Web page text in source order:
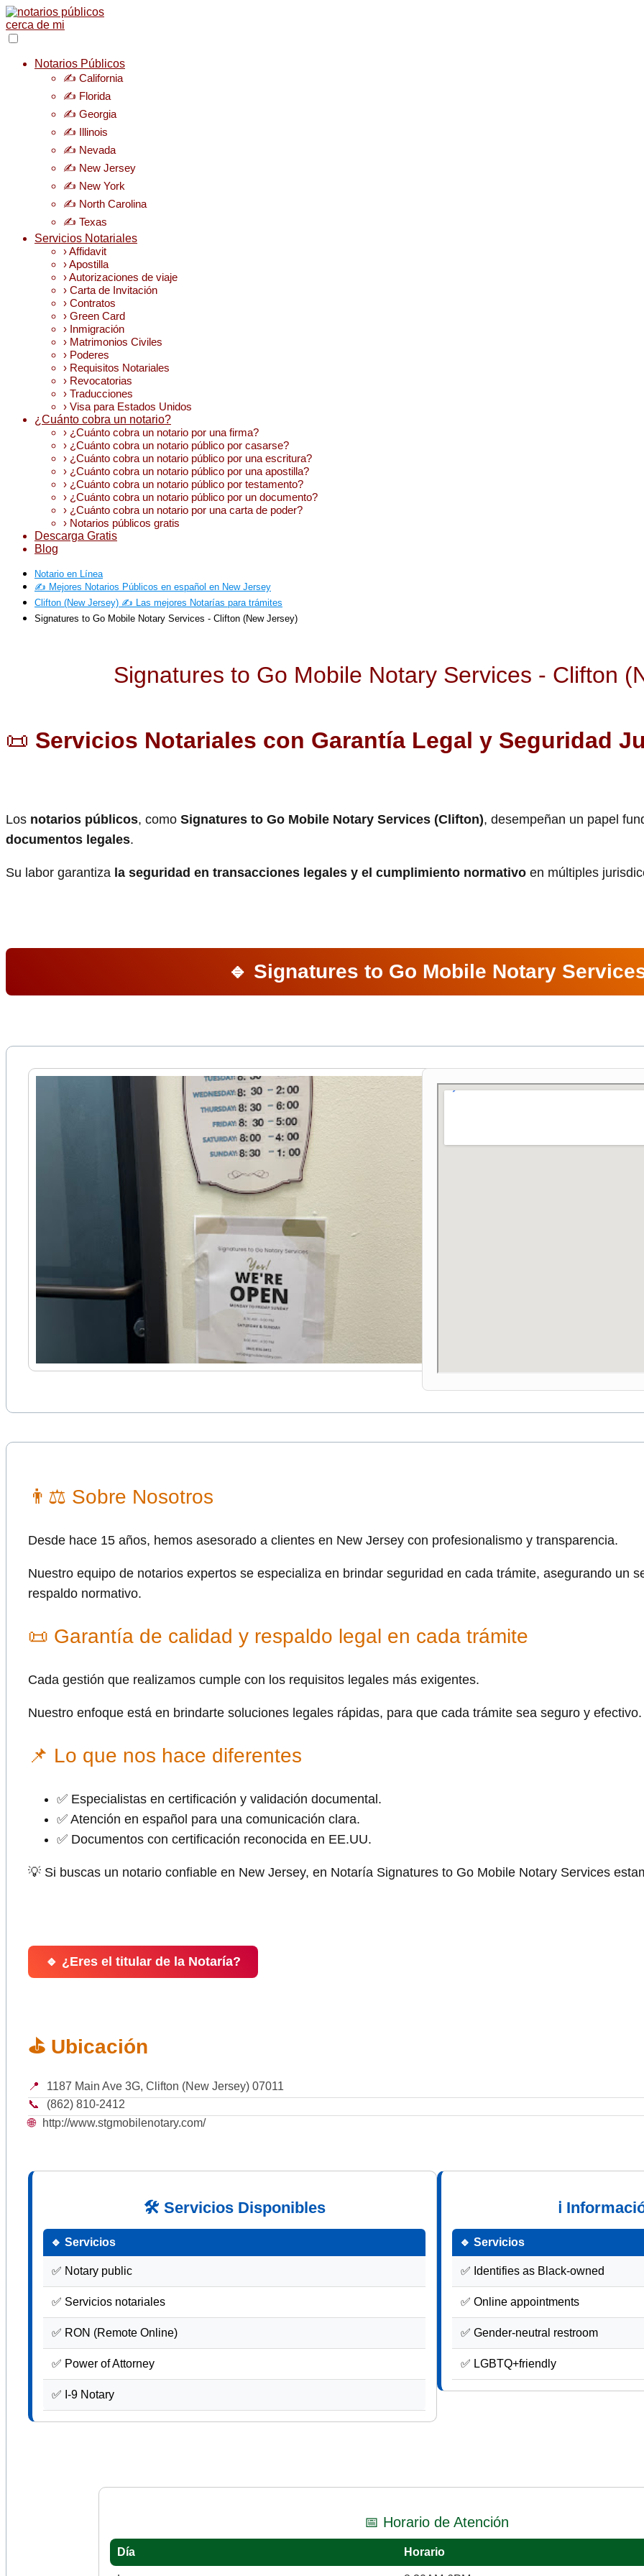
Notarios Públicos
✍️ California
✍️ Florida
✍️ Georgia
✍️ Illinois
✍️ Nevada
✍️ New Jersey
✍️ New York
✍️ North Carolina
✍️ Texas
Servicios Notariales
› Affidavit
› Apostilla
› Autorizaciones de viaje
› Carta de Invitación
› Contratos
› Green Card
› Inmigración
› Matrimonios Civiles
› Poderes
› Requisitos Notariales
› Revocatorias
› Traducciones
› Visa para Estados Unidos
¿Cuánto cobra un notario?
› ¿Cuánto cobra un notario por una firma?
› ¿Cuánto cobra un notario público por casarse?
› ¿Cuánto cobra un notario público por una escritura?
› ¿Cuánto cobra un notario público por una apostilla?
› ¿Cuánto cobra un notario público por testamento?
› ¿Cuánto cobra un notario público por un documento?
› ¿Cuánto cobra un notario por una carta de poder?
› Notarios públicos gratis
Descarga Gratis
Blog
Notario en Línea
✍️ Mejores Notarios Públicos en español en New Jersey
Clifton (New Jersey) ✍️ Las mejores Notarías para trámites
Signatures to Go Mobile Notary Services - Clifton (New Jersey)
Signatures to Go Mobile Notary Services - Clifton
📜 Servicios Notariales con Garantía Legal y Seguridad
Los notarios públicos, como Signatures to Go Mobile Notary Services (Clifton), desempeñan un papel
documentos legales.
Su labor garantiza la seguridad en transacciones legales y el cumplimiento normativo en múltiples
🔹 Signatures to Go Mobile Notary
👨⚖ Sobre Nosotros
Desde hace 15 años, hemos asesorado a clientes en New Jersey con profesionalismo y transparencia.
Nuestro equipo de notarios expertos se especializa en brindar seguridad en cada trámite, asegurando un
respaldo normativo.
📜 Garantía de calidad y respaldo legal en cada trámite
Cada gestión que realizamos cumple con los requisitos legales más exigentes.
Nuestro enfoque está en brindarte soluciones legales rápidas, para que cada trámite sea seguro y efectivo.
📌 Lo que nos hace diferentes
✅ Especialistas en certificación y validación documental.
✅ Atención en español para una comunicación clara.
✅ Documentos con certificación reconocida en EE.UU.
💡 Si buscas un notario confiable en New Jersey, en Notaría Signatures to Go Mobile Notary Services
🔹 ¿Eres el titular de la Notaría?
⛳ Ubicación
📍
1187 Main Ave 3G, Clifton (New Jersey) 07011
📞
(862) 810-2412
🌐
http://www.stgmobilenotary.com/
🛠 Servicios Disponibles
🔹 Servicios
✅ Notary public
✅ Servicios notariales
✅ RON (Remote Online)
✅ Power of Attorney
✅ I-9 Notary
ℹ
🔹 Servicios
✅ Identifies as Black-owned
✅ Online appointments
✅ Gender-neutral restroom
✅ LGBTQ+friendly
📅 Horario de Atención
Día Horario